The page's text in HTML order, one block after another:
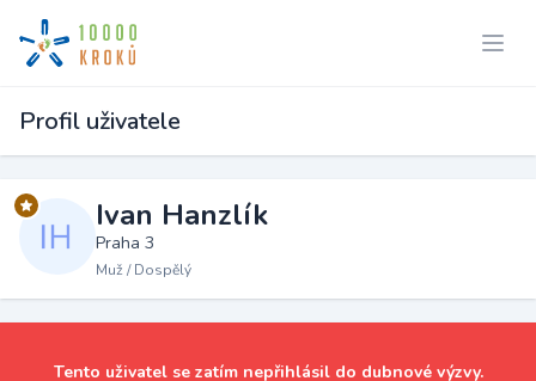
Profil uživatele
Ivan Hanzlík
Praha 3
Muž / Dospělý
Tento uživatel se zatím nepřihlásil do dubnové výzvy.